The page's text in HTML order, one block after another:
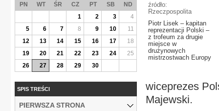
źródło:
Rzeczpospolita
Piotr Lisek – kapitan
reprezentacji Polski –
z trofeum za drugie
miejsce w
drużynowych
mistrzostwach Europy
wiceprezes
Majewski.
PN WT ŚR CZ PT SB
ND
1
2 3
4
5
6 7 8 9 10
11
12
13 14 15 16 17
18
19
20 21 22 23 24
25
26
27 28 29 30
SPIS TREŚCI
PIERWSZA STRONA